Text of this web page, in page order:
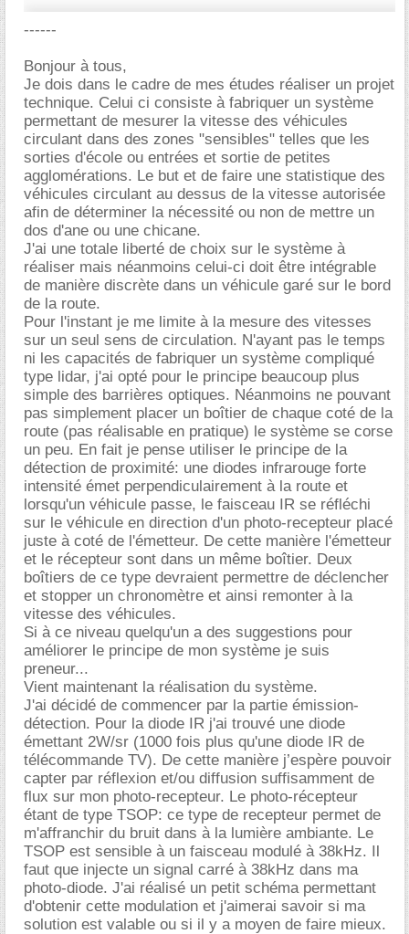
------
Bonjour à tous,
Je dois dans le cadre de mes études réaliser un projet
technique. Celui ci consiste à fabriquer un système
permettant de mesurer la vitesse des véhicules
circulant dans des zones "sensibles" telles que les
sorties d'école ou entrées et sortie de petites
agglomérations. Le but et de faire une statistique des
véhicules circulant au dessus de la vitesse autorisée
afin de déterminer la nécessité ou non de mettre un
dos d'ane ou une chicane.
J'ai une totale liberté de choix sur le système à
réaliser mais néanmoins celui-ci doit être intégrable
de manière discrète dans un véhicule garé sur le bord
de la route.
Pour l'instant je me limite à la mesure des vitesses
sur un seul sens de circulation. N'ayant pas le temps
ni les capacités de fabriquer un système compliqué
type lidar, j'ai opté pour le principe beaucoup plus
simple des barrières optiques. Néanmoins ne pouvant
pas simplement placer un boîtier de chaque coté de la
route (pas réalisable en pratique) le système se corse
un peu. En fait je pense utiliser le principe de la
détection de proximité: une diodes infrarouge forte
intensité émet perpendiculairement à la route et
lorsqu'un véhicule passe, le faisceau IR se réfléchi
sur le véhicule en direction d'un photo-recepteur placé
juste à coté de l'émetteur. De cette manière l'émetteur
et le récepteur sont dans un même boîtier. Deux
boîtiers de ce type devraient permettre de déclencher
et stopper un chronomètre et ainsi remonter à la
vitesse des véhicules.
Si à ce niveau quelqu'un a des suggestions pour
améliorer le principe de mon système je suis
preneur...
Vient maintenant la réalisation du système.
J'ai décidé de commencer par la partie émission-
détection. Pour la diode IR j'ai trouvé une diode
émettant 2W/sr (1000 fois plus qu'une diode IR de
télécommande TV). De cette manière j’espère pouvoir
capter par réflexion et/ou diffusion suffisamment de
flux sur mon photo-recepteur. Le photo-récepteur
étant de type TSOP: ce type de recepteur permet de
m'affranchir du bruit dans à la lumière ambiante. Le
TSOP est sensible à un faisceau modulé à 38kHz. Il
faut que injecte un signal carré à 38kHz dans ma
photo-diode. J'ai réalisé un petit schéma permettant
d'obtenir cette modulation et j'aimerai savoir si ma
solution est valable ou si il y a moyen de faire mieux.